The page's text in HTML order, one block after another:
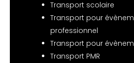
Transport scolaire
Transport pour
professionnel
Transport pour
Transport PMR